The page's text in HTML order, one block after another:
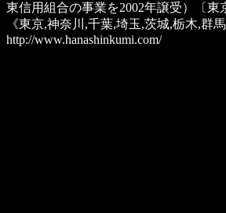
東信用組合の事業を2002年譲受）〔東
《東京,神奈川,千葉,埼玉,茨城,栃木,群
http://www.hanashinkumi.com/